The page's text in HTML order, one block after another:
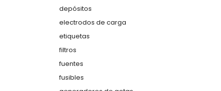
depósitos
electrodos de carga
etiquetas
filtros
fuentes
fusibles